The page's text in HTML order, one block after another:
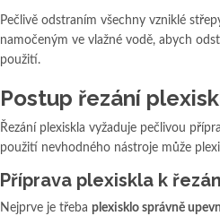
Pečlivě odstraním všechny vzniklé
namočeným ve vlažné vodě, abych
použití.
Postup řezání
Řezání plexiskla vyžaduje pečlivou
použití nevhodného nástroje může
Příprava plexiskla k
Nejprve je třeba plexisklo správně